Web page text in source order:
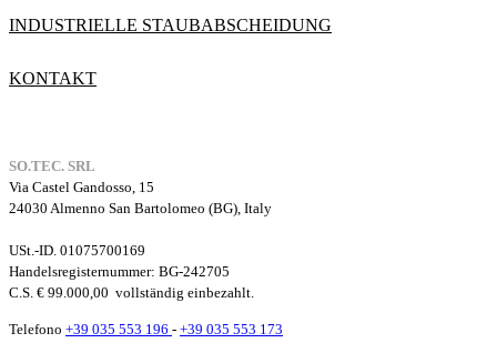
INDUSTRIELLE STAUBABSCHEIDUNG
KONTAKT
SO.TEC. SRL
Via Castel Gandosso, 15
24030 Almenno San Bartolomeo (BG), Italy
USt.-ID. 01075700169
Handelsregisternummer: BG-242705
C.S. € 99.000,00 vollständig einbezahlt.
Telefono +39 035 553 196 - +39 035 553 173